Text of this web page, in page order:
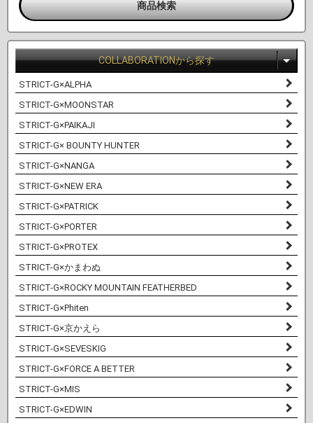
COLLABORATIONから探す
STRICT-G×ALPHA
STRICT-G×MOONSTAR
STRICT-G×PAIKAJI
STRICT-G× BOUNTY HUNTER
STRICT-G×NANGA
STRICT-G×NEW ERA
STRICT-G×PATRICK
STRICT-G×PORTER
STRICT-G×PROTEX
STRICT-G×かまわぬ
STRICT-G×ROCKY MOUNTAIN FEATHERBED
STRICT-G×Phiten
STRICT-G×京かえら
STRICT-G×SEVESKIG
STRICT-G×FORCE A BETTER
STRICT-G×MIS
STRICT-G×EDWIN